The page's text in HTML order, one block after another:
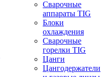
Сварочные
аппараты TIG
Блоки
охлаждения
Сварочные
горелки TIG
Цанги
Цангодержатели